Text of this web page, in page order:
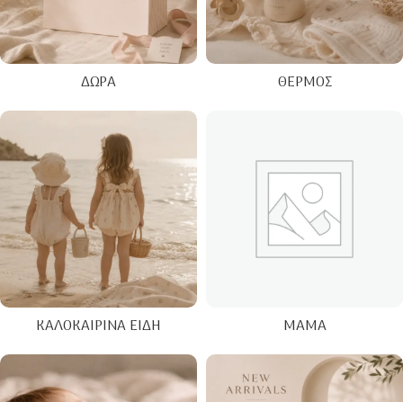
ΔΏΡΑ ΘΕΡΜΌΣ
ΚΑΛΟΚΑΙΡΙΝΑ ΕΊΔΗ ΜΑΜΆ